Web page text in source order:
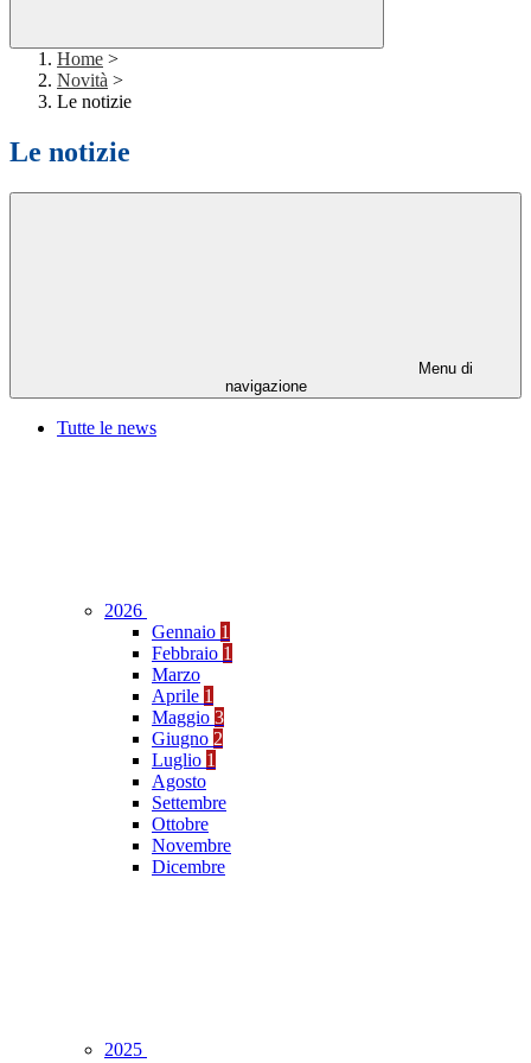
Home >
Novità >
Le notizie
Le notizie
Menu di
navigazione
Tutte le news
2026
Gennaio 1
Febbraio 1
Marzo
Aprile 1
Maggio 3
Giugno 2
Luglio 1
Agosto
Settembre
Ottobre
Novembre
Dicembre
2025